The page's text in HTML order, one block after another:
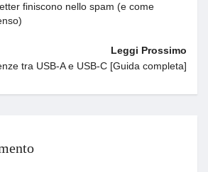
finiscono nello spam (e come
Leggi Prossimo
tra USB-A e USB-C [Guida completa]